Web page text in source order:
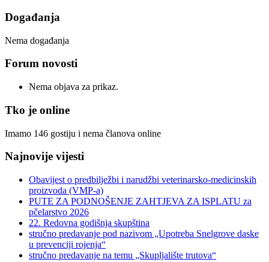
Događanja
Nema događanja
Forum novosti
Nema objava za prikaz.
Tko je online
Imamo 146 gostiju i nema članova online
Najnovije vijesti
Obavijest o predbilježbi i narudžbi veterinarsko-medicinskih
proizvoda (VMP-a)
PUTE ZA PODNOŠENJE ZAHTJEVA ZA ISPLATU za
pčelarstvo 2026
22. Redovna godišnja skupština
stručno predavanje pod nazivom „Upotreba Snelgrove daske
u prevenciji rojenja“
stručno predavanje na temu „Skupljalište trutova“